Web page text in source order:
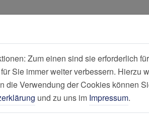
Nachricht
Zum einen sind sie erforderlich
Sie immer weiter verbessern. Hierzu
Verwendung der Cookies können
und zu uns im Impressum.